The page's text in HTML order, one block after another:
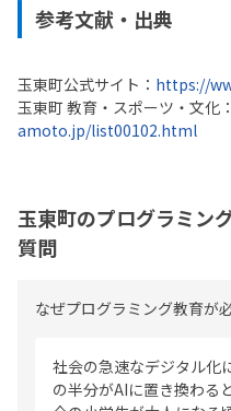
参考文献・出典
玉東町公式サイト： https://
玉東町 教育・スポーツ・文化：
amoto.jp/list00102.html
玉東町のプログラミン
質問
なぜプログラミング教育が
社会の急速なデジタル化
の半分がAIに置き換わる